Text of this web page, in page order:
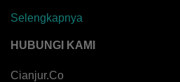
Selengkapnya
HUBUNGI KAMI
Cianjur.Co